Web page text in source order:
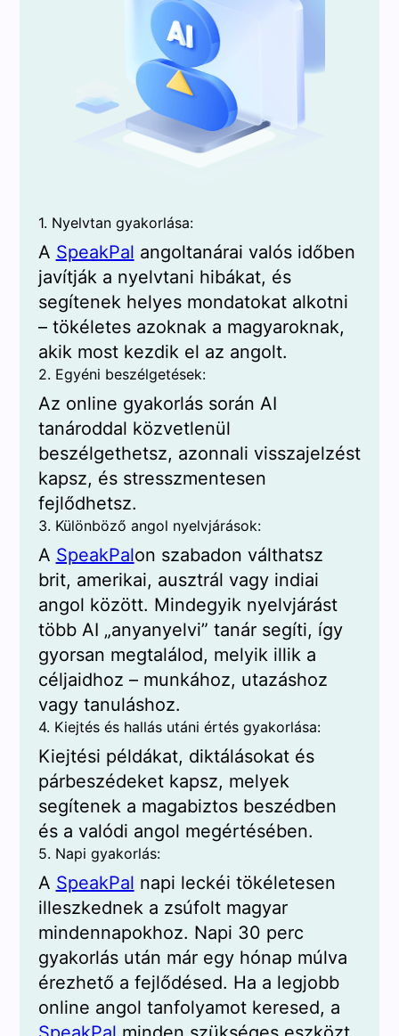
1. Nyelvtan gyakorlása:
A SpeakPal angoltanárai valós időben
javítják a nyelvtani hibákat, és
segítenek helyes mondatokat alkotni
– tökéletes azoknak a magyaroknak,
akik most kezdik el az angolt.
2. Egyéni beszélgetések:
Az online gyakorlás során AI
tanároddal közvetlenül
beszélgethetsz, azonnali visszajelzést
kapsz, és stresszmentesen
fejlődhetsz.
3. Különböző angol nyelvjárások:
A SpeakPalon szabadon válthatsz
brit, amerikai, ausztrál vagy indiai
angol között. Mindegyik nyelvjárást
több AI „anyanyelvi” tanár segíti, így
gyorsan megtalálod, melyik illik a
céljaidhoz – munkához, utazáshoz
vagy tanuláshoz.
4. Kiejtés és hallás utáni értés gyakorlása:
Kiejtési példákat, diktálásokat és
párbeszédeket kapsz, melyek
segítenek a magabiztos beszédben
és a valódi angol megértésében.
5. Napi gyakorlás:
A SpeakPal napi leckéi tökéletesen
illeszkednek a zsúfolt magyar
mindennapokhoz. Napi 30 perc
gyakorlás után már egy hónap múlva
érezhető a fejlődésed. Ha a legjobb
online angol tanfolyamot keresed, a